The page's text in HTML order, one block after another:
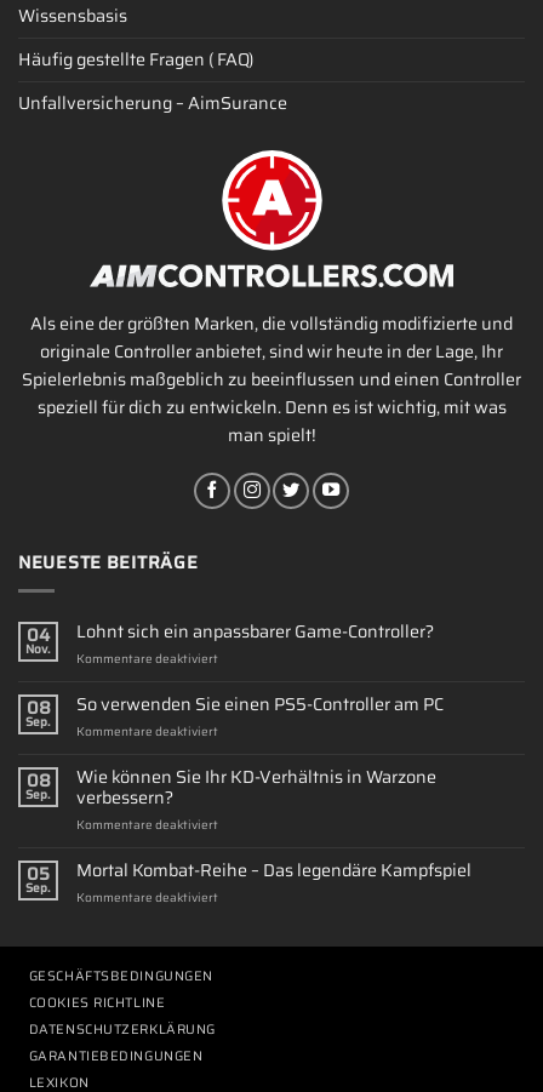
Wissensbasis
Häufig gestellte Fragen ( FAQ)
Unfallversicherung – AimSurance
Als eine der größten Marken, die vollständig modifizierte und
originale Controller anbietet, sind wir heute in der Lage, Ihr
Spielerlebnis maßgeblich zu beeinflussen und einen Controller
speziell für dich zu entwickeln. Denn es ist wichtig, mit was
man spielt!
NEUESTE BEITRÄGE
04
Nov.
Lohnt sich ein anpassbarer Game-Controller?
Kommentare deaktiviertfür
sich
ein
anpassbarer
Controller?
08
Sep.
So verwenden Sie einen PS5-Controller am PC
Kommentare deaktiviertfür
verwenden
Sie
PS5-
am
08
Sep.
Wie können Sie Ihr KD-Verhältnis in Warzone
verbessern?
Kommentare deaktiviertfür
können
Sie
Ihr
05
Sep.
Mortal Kombat-Reihe – Das legendäre Kampfspiel
Kommentare deaktiviertfür
GESCHÄFTSBEDINGUNGEN
COOKIES RICHTLINE
DATENSCHUTZERKLÄRUNG
GARANTIEBEDINGUNGEN
LEXIKON